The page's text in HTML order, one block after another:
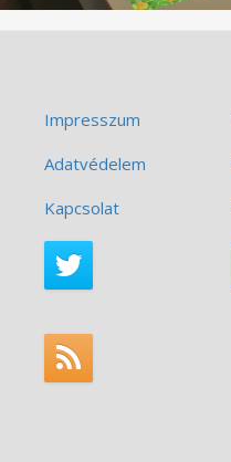
Impresszum
Adatvédelem
Kapcsolat